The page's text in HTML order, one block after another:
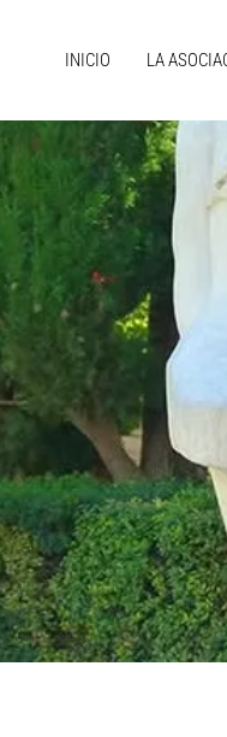
INICIO LA